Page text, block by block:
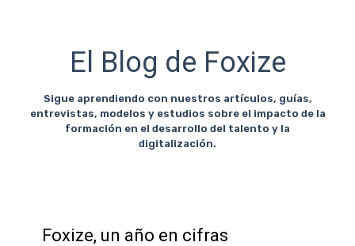
El Blog de Foxize
Sigue aprendiendo con nuestros artículos, guías,
entrevistas, modelos y estudios sobre el impacto de la
formación en el desarrollo del talento y la
digitalización.
Foxize, un año en cifras